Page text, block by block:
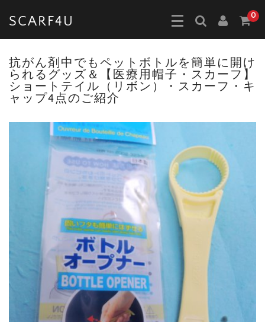
SCARF4U 0
抗がん剤中でもペットボトルを簡単に開け
られるグッズ＆【医療用帽子・スカーフ】
ショートテイル（リボン）・スカーフ・キ
ャップ4点のご紹介